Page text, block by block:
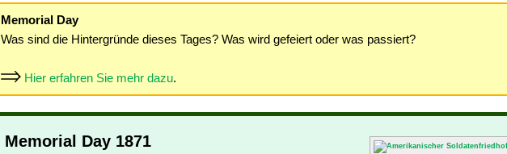
Memorial Day
Was sind die Hintergründe dieses Tages? Was wird gefeiert oder was passiert?
Hier erfahren Sie mehr dazu.
Memorial Day 1871